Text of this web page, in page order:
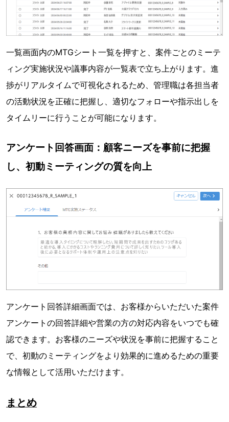
一覧画⾯内のMTGシート⼀覧を押すと、案件ごとのミーテ
ィング実施状況や議事内容が⼀覧表で⽴ち上がります。進
捗がリアルタイムで可視化されるため、管理職は各担当者
の活動状況を正確に把握し、適切なフォローや指⽰出しを
タイムリーに⾏うことが可能になります。
アンケート回答画面：顧客ニーズを事前に把握
し、初動ミーティングの質を向上
アンケート回答詳細画⾯では、お客様からいただいた案件
アンケートの回答詳細や営業の⽅の対応内容をいつでも確
認できます。お客様のニーズや状況を事前に把握すること
で、初動のミーティングをより効果的に進めるための重要
な情報として活⽤いただけます。
まとめ